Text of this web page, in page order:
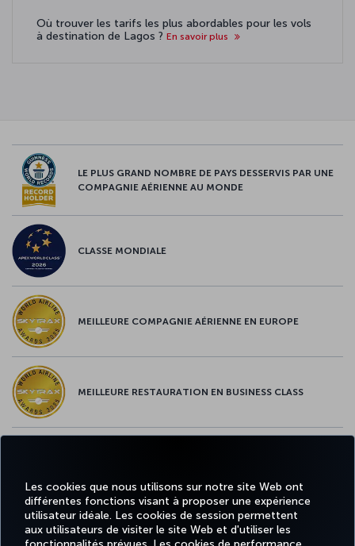
Les cookies que nous utilisons sur notre site Web ont
différentes fonctions visant à proposer une expérience
utilisateur idéale. Les cookies de session permettent
aux utilisateurs de visiter le site Web et d'utiliser les
Où trouver les tarifs les plus abordables pour les vols
à destination de Lagos ? En savoir plus
LE PLUS GRAND NOMBRE DE PAYS DESSERVIS PAR UNE
COMPAGNIE AÉRIENNE AU MONDE
CLASSE MONDIALE
MEILLEURE COMPAGNIE AÉRIENNE EN EUROPE
MEILLEURE RESTAURATION EN BUSINESS CLASS
MEILLEUR WI-FI EN EUROPE